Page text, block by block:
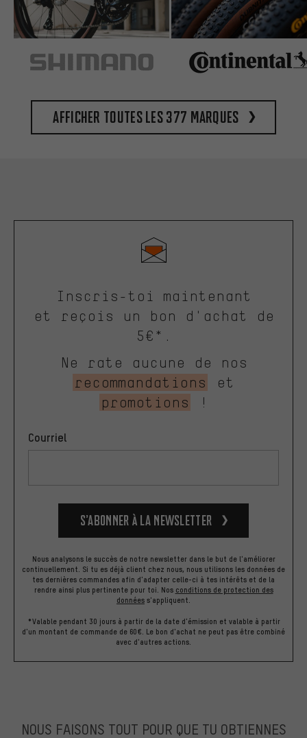
Afficher toutes les 377 marques
Inscris-toi maintenant
et reçois un bon d'achat de
5€*.
Ne rate aucune de nos
recommandations
et
promotions
!
Courriel
S’abonner à la newsletter
Nous analysons le succès de notre newsletter dans le but de l'améliorer
continuellement. Si tu es déjà client chez nous, nous utilisons les données de
tes dernières commandes afin d'adapter celle-ci à tes intérêts et de la
rendre ainsi plus pertinente pour toi. Nos conditions de protection des
données s'appliquent.
*Valable pendant 30 jours à partir de la date d'émission et valable à partir
d'un montant de commande de 60€. Le bon d'achat ne peut pas être combiné
avec d'autres actions.
NOUS FAISONS TOUT POUR QUE TU OBTIENNES